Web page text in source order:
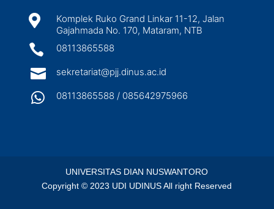

Komplek Ruko Grand Linkar 11-12, Jalan
Gajahmada No. 170, Mataram, NTB
 08113865588
 sekretariat@pjj.dinus.ac.id
 08113865588 / 085642975966
UNIVERSITAS DIAN NUSWANTORO
Copyright © 2023 UDI UDINUS All right Reserved